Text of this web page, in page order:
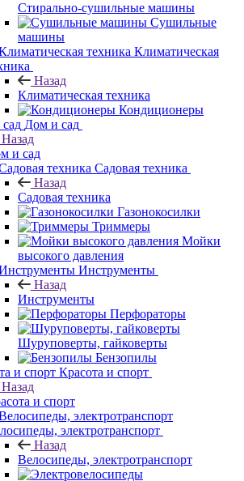
Стирально-сушильные машины
Сушильные
машины
Климатическая
Назад
Климатическая техника
Кондиционеры
Дом и сад
Назад
и сад
Садовая техника
Назад
Садовая техника
Газонокосилки
Триммеры
Мойки
высокого давления
Инструменты
Назад
Инструменты
Перфораторы
Шуруповерты, гайковерты
Бензопилы
Красота и спорт
Назад
и спорт
электротранспорт
Назад
Велосипеды, электротранспорт